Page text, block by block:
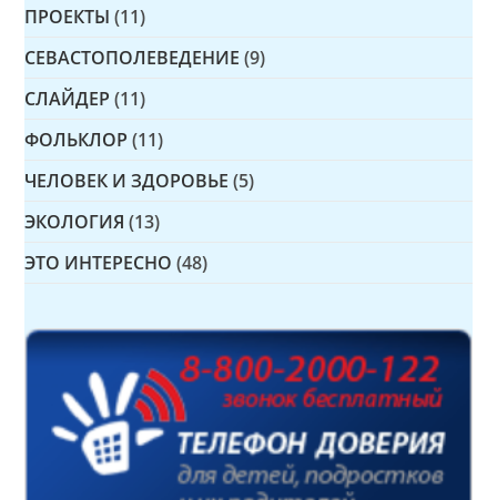
ПРОЕКТЫ (11)
СЕВАСТОПОЛЕВЕДЕНИЕ (9)
СЛАЙДЕР (11)
ФОЛЬКЛОР (11)
ЧЕЛОВЕК И ЗДОРОВЬЕ (5)
ЭКОЛОГИЯ (13)
ЭТО ИНТЕРЕСНО (48)